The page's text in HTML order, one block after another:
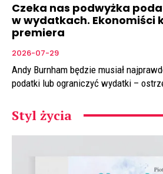
Czeka nas podwyżka
w wydatkach. Ekonomiści
premiera
2026-07-29
Andy Burnham będzie musiał
podatki lub ograniczyć wydatki –
Styl życia